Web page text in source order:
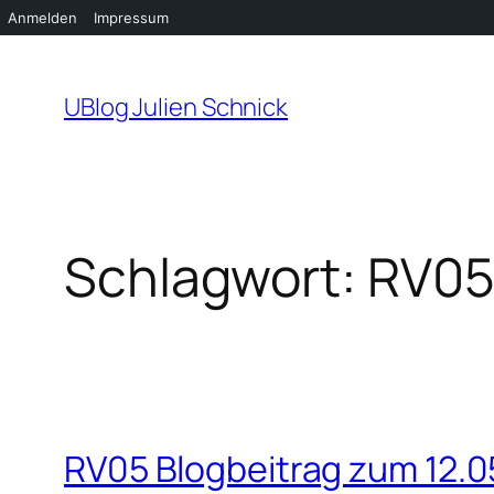
Anmelden Impressum
Inhalt
springen
UBlog Julien Schnick
Schlagwort: RV05
RV05 Blogbeitrag zum